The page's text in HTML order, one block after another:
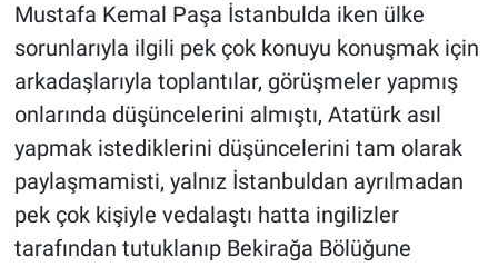
Mustafa Kemal Paşa İstanbulda iken ülke
sorunlarıyla ilgili pek çok konuyu konuşmak için
arkadaşlarıyla toplantılar, görüşmeler yapmış
onlarında düşüncelerini almıştı, Atatürk asıl
yapmak istediklerini düşüncelerini tam olarak
paylaşmamisti, yalnız İstanbuldan ayrılmadan
pek çok kişiyle vedalaştı hatta ingilizler
tarafından tutuklanıp Bekirağa Bölüğune